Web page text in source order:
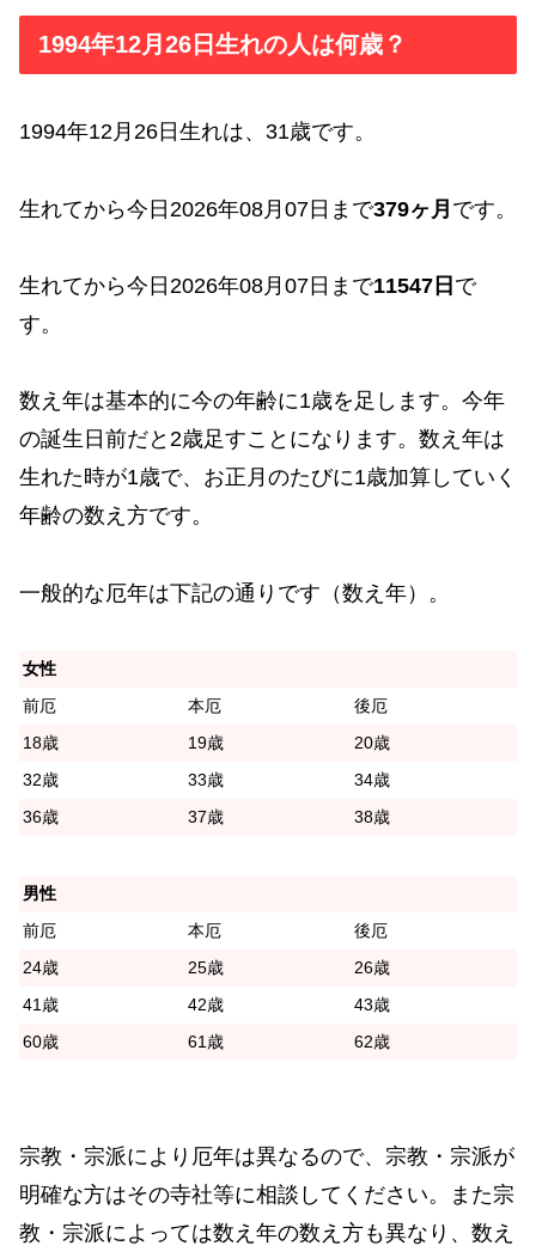
1994年12月26日生れの人は何歳？
1994年12月26日生れは、31歳です。
生れてから今日2026年08月07日まで379ヶ月 です。
生れてから今日2026年08月07日まで11547日 で
す。
数え年は基本的に今の年齢に1歳を足します。今年
の誕生日前だと2歳足すことになります。数え年は
生れた時が1歳で、お正月のたびに1歳加算していく
年齢の数え方です。
一般的な厄年は下記の通りです（数え年）。
女性
前厄
本厄
後厄
18歳
19歳
20歳
32歳
33歳
34歳
36歳
37歳 38歳
男性
前厄
本厄
後厄
24歳
25歳
26歳
41歳
42歳
43歳
60歳
61歳 62歳
宗教・宗派により厄年は異なるので、宗教・宗派が
明確な方はその寺社等に相談してください。また宗
教・宗派によっては数え年の数え方も異なり、数え